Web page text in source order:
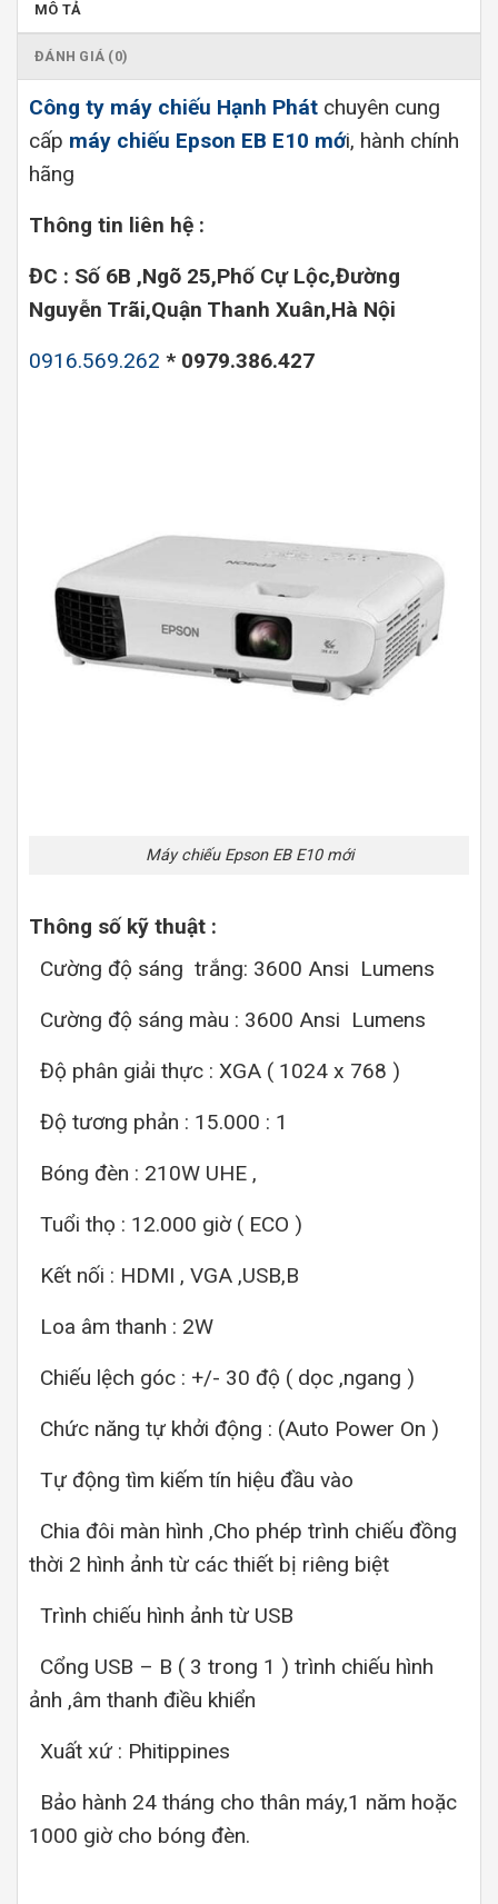
MÔ TẢ
ĐÁNH GIÁ (0)
Công ty máy chiếu Hạnh Phát chuyên cung
cấp máy chiếu Epson EB E10 mới, hành chính
hãng
Thông tin liên hệ :
ĐC : Số 6B ,Ngõ 25,Phố Cự Lộc,Đường
Nguyễn Trãi,Quận Thanh Xuân,Hà Nội
0916.569.262 * 0979.386.427
Máy chiếu Epson EB E10 mới
Thông số kỹ thuật :
Cường độ sáng trắng: 3600 Ansi Lumens
Cường độ sáng màu : 3600 Ansi Lumens
Độ phân giải thực : XGA ( 1024 x 768 )
Độ tương phản : 15.000 : 1
Bóng đèn : 210W UHE ,
Tuổi thọ : 12.000 giờ ( ECO )
Kết nối : HDMI , VGA ,USB,B
Loa âm thanh : 2W
Chiếu lệch góc : +/- 30 độ ( dọc ,ngang )
Chức năng tự khởi động : (Auto Power On )
Tự động tìm kiếm tín hiệu đầu vào
Chia đôi màn hình ,Cho phép trình chiếu đồng
thời 2 hình ảnh từ các thiết bị riêng biệt
Trình chiếu hình ảnh từ USB
Cổng USB – B ( 3 trong 1 ) trình chiếu hình
ảnh ,âm thanh điều khiển
Xuất xứ : Phitippines
Bảo hành 24 tháng cho thân máy,1 năm hoặc
1000 giờ cho bóng đèn.